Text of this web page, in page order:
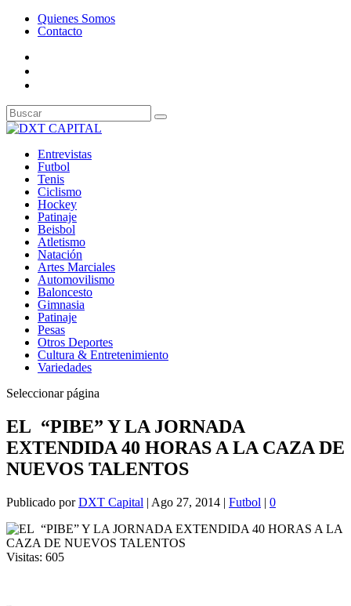
Quienes Somos
Contacto
Entrevistas
Futbol
Tenis
Ciclismo
Hockey
Patinaje
Beisbol
Atletismo
Natación
Artes Marciales
Automovilismo
Baloncesto
Gimnasia
Patinaje
Pesas
Otros Deportes
Cultura & Entretenimiento
Variedades
Seleccionar página
EL “PIBE” Y LA JORNADA
EXTENDIDA 40 HORAS A LA CAZA DE
NUEVOS TALENTOS
Publicado porDXT Capital | Ago 27, 2014 | Futbol | 0
Visitas: 605